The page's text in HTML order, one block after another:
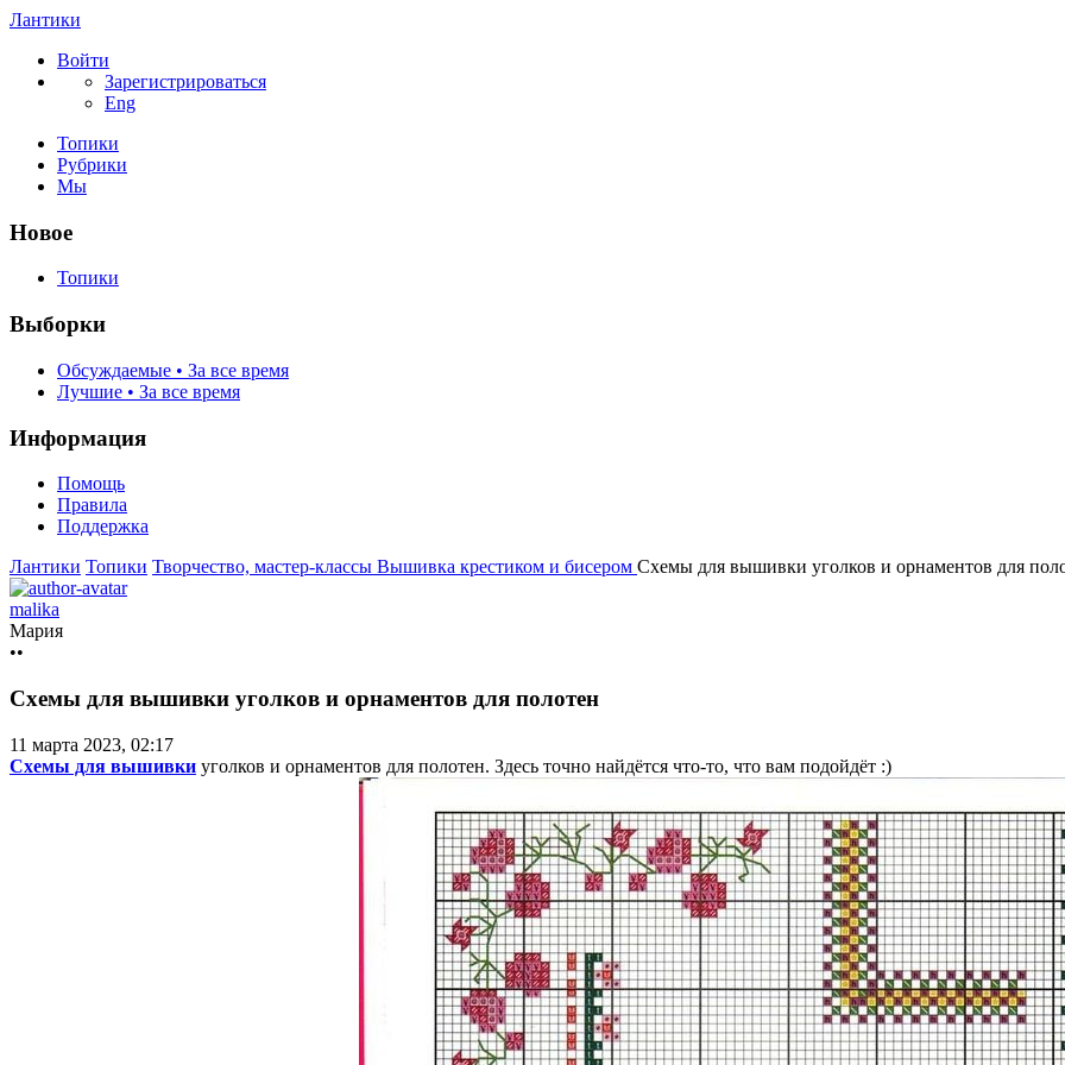
Лантики
Войти
Зарегистрироваться
Eng
Топики
Рубрики
Мы
Новое
Топики
Выборки
Обсуждаемые • За все время
Лучшие • За все время
Информация
Помощь
Правила
Поддержка
Лантики Топики Творчество, мастер-классы Вышивка крестиком и бисером Схемы для вышивки уголков и орнаментов для
malika
Мария
••
Схемы для вышивки уголков и орнаментов для полотен
11 марта 2023, 02:17
Схемы для вышивки уголков и орнаментов для полотен. Здесь точно найдётся что-то, что вам подойдёт :)